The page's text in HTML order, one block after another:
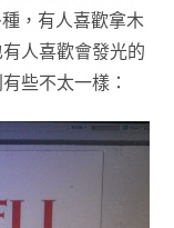
，有人喜歡拿木
人喜歡會發光的
些不太一樣：